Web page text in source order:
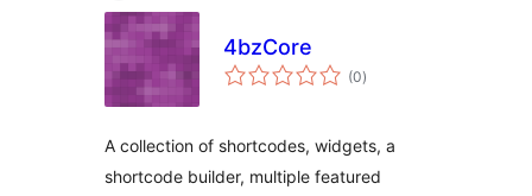
4bzCore
(0общо
оценки
)
A collection of shortcodes, widgets, a
shortcode builder, multiple featured